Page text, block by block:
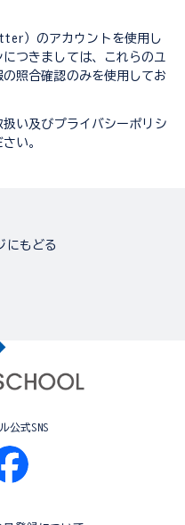
）のアカウントを使用し
つきましては、これらのユ
照合確認のみを使用してお
い及びプライバシーポリシ
い。
にもどる
公式SNS